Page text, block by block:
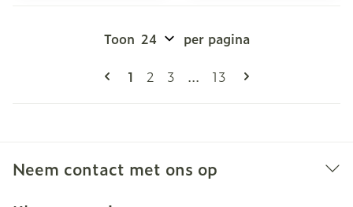
Pagina's
U lees momenteel pagina
1 Pagina
2 Pagina
3 ... Pagina
13
Toon per pagina
Neem contact met ons op